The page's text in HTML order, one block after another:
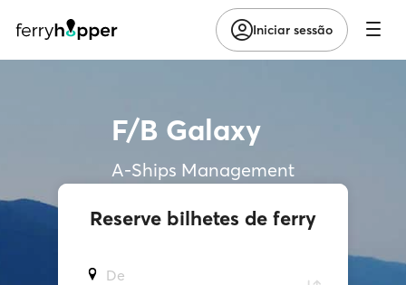
Iniciar sessão
F/B Galaxy
A-Ships Management
Reserve bilhetes de ferry
De